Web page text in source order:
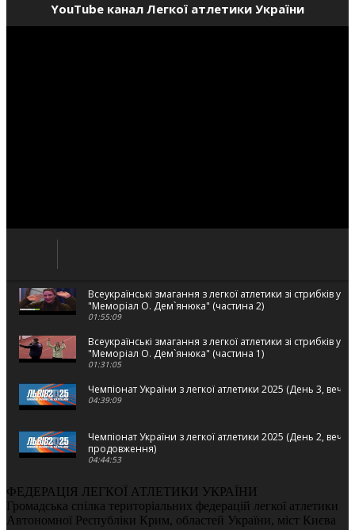
YouTube канал Легкої атлетики України
Всеукраїнські змагання з легкої атлетики зі стрибків у
"Меморіал О. Дем`янюка" (частина 2)
01:55:09
Всеукраїнські змагання з легкої атлетики зі стрибків у
"Меморіал О. Дем`янюка" (частина 1)
01:31:05
Чемпіонат України з легкої атлетики 2025 (День 3,
04:39:09
Чемпіонат України з легкої атлетики 2025 (День 2,
продовження)
04:44:53
Чемпіонат України з легкої атлетики 2025 (День 2,
02:22:26
ФЕДЕРАЦІЯ ЛЕГКОЇ АТЛЕТИКИ УКРАЇНИ
Громадська спілка територіальних федерацій легкої атлетики
Автономної Республіки Крим, областей України, міст Києва